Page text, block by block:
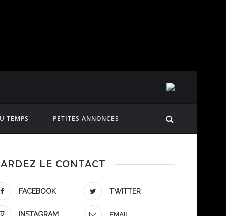
TEMPS PETITES ANNONCES
LE CONTACT
FACEBOOK TWITTER